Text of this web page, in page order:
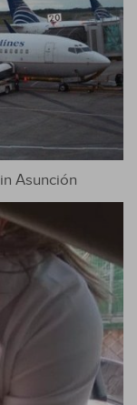
Asunción